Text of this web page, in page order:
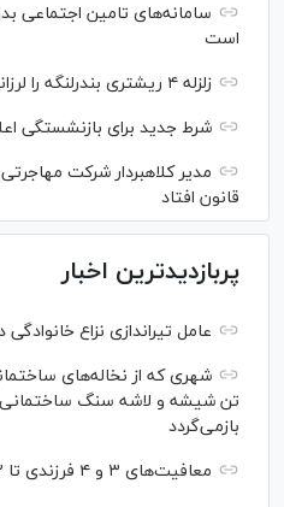
سامانه‌های تامین اجتماعی
است
زلزله ۴ ریشتری بندرلنگه را لرزاند
شرط جدید برای بازنشستگی
قانون افتاد
پربازدیدترین اخبار
عامل تیراندازی نزاع
تن شیشه و لاشه سنگ ساختمانی
بازمی‌گردد
معافیت‌های ۳ و ۴ فرزندی تا ۲ سال دیگر تمدید شد